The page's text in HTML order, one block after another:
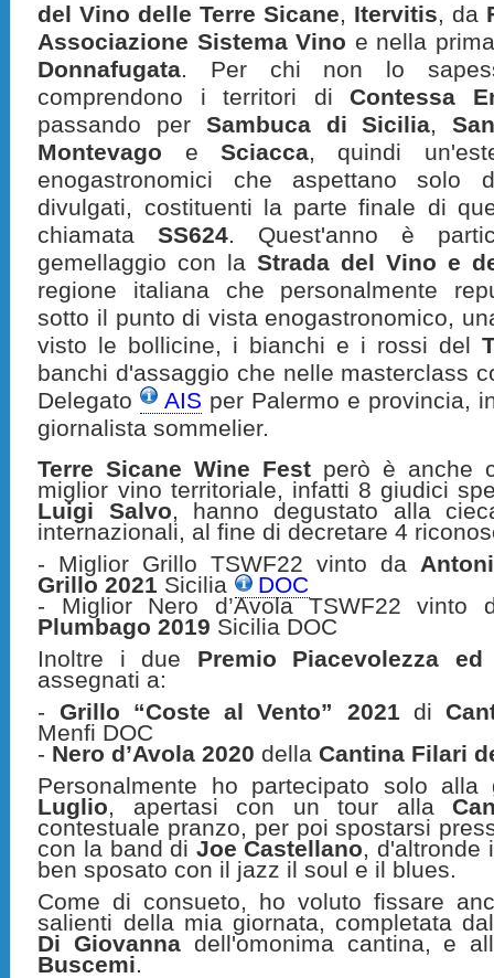
del Vino delle Terre Sicane, Itervitis, da
Associazione Sistema Vino e nella
Donnafugata. Per chi non lo
comprendono i territori di Contessa
passando per Sambuca di Sicilia,
Montevago eSciacca, quindi
enogastronomici che aspettano solo
divulgati, costituenti la parte finale di
chiamataSS624. Quest'anno è
gemellaggio con laStrada del Vino e
regione italiana che personalmente
sotto il punto di vista enogastronomico,
visto le bollicine, i bianchi e i rossi del
banchi d'assaggio che nelle masterclass
Delegato
AIS per Palermo e provincia,
giornalista sommelier.
Terre Sicane Wine Fest però è anche
miglior vino territoriale, infatti 8 giudici
Luigi Salvo, hanno degustato alla
internazionali, al fine di decretare 4
- Miglior Grillo TSWF22 vinto da
Grillo 2021 Sicilia
DOC
- Miglior Nero d’Avola TSWF22 vinto
Plumbago 2019 Sicilia DOC
Inoltre i due Premio Piacevolezza ed
assegnati a:
- Grillo “Coste al Vento” 2021 di
Menfi DOC
- Nero d’Avola 2020 della Cantina Filari
Personalmente ho partecipato solo
Luglio, apertasi con un tour alla
contestuale pranzo, per poi spostarsi
con la band di Joe Castellano, d'altronde
ben sposato con il jazz il soul e il blues.
Come di consueto, ho voluto fissare
salienti della mia giornata, completata
Di Giovanna dell'omonima cantina, e
Buscemi.